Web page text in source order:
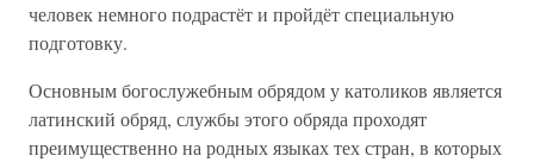
человек немного подрастёт и пройдёт специальную
подготовку.
Основным богослужебным обрядом у католиков является
латинский обряд, службы этого обряда проходят
преимущественно на родных языках тех стран, в которых